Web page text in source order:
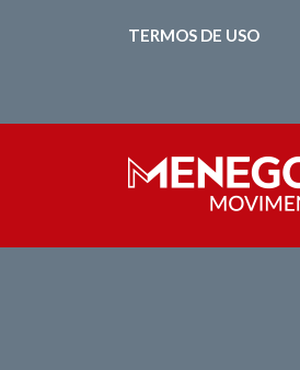
TERMOS DE USO